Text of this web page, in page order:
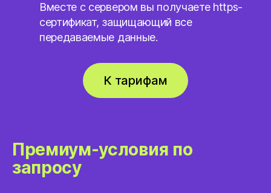
Вместе с сервером вы получаете https-
сертификат, защищающий все
передаваемые данные.
К тарифам
Премиум-условия по
запросу